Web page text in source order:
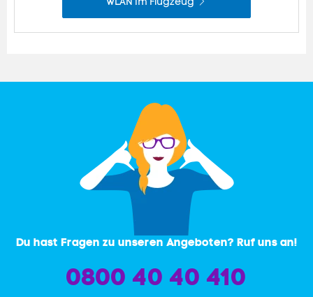
Du hast Fragen zu unseren Angeboten? Ruf uns an!
0800 40 40 410